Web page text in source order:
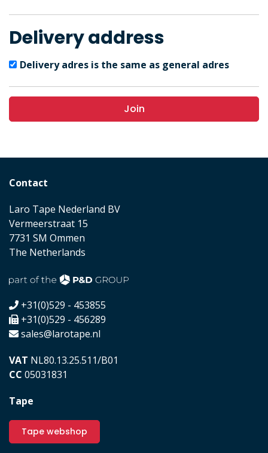
Delivery address
Delivery adres is the same as general adres
Join
Contact
Laro Tape Nederland BV
Vermeerstraat 15
7731 SM Ommen
The Netherlands
+31(0)529 - 453855
+31(0)529 - 456289
sales@larotape.nl
VAT NL80.13.25.511/B01
CC 05031831
Tape
Tape webshop